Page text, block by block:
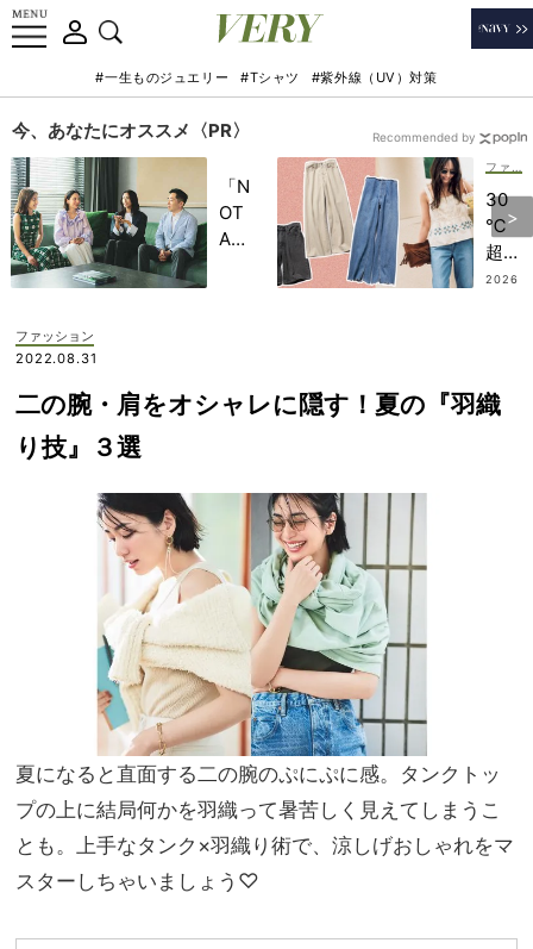
#一生ものジュエリー #Tシャツ #紫外線（UV）対策
今、あなたにオススメ〈PR〉
「N
OT
A
記憶
に一
【極
旅】
30
℃
超え
でも
ス合
2026
Recommended by
ファッション
2022.08.31
二の腕・肩をオシャレに隠す！夏の『羽織
り技』３選
夏になると直面する二の腕のぷにぷに感。タンクトッ
プの上に結局何かを羽織って暑苦しく見えてしまうこ
とも。上手なタンク×羽織り術で、涼しげおしゃれをマ
スターしちゃいましょう♡